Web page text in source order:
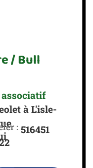
/ Bull
à L'isle-
: 516451